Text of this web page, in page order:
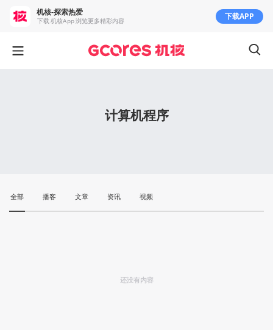
计算机程序
全部 播客 文章 资讯 视频
还没有内容
机核-探索热爱
下载 机核App 浏览更多精彩内容 下载APP